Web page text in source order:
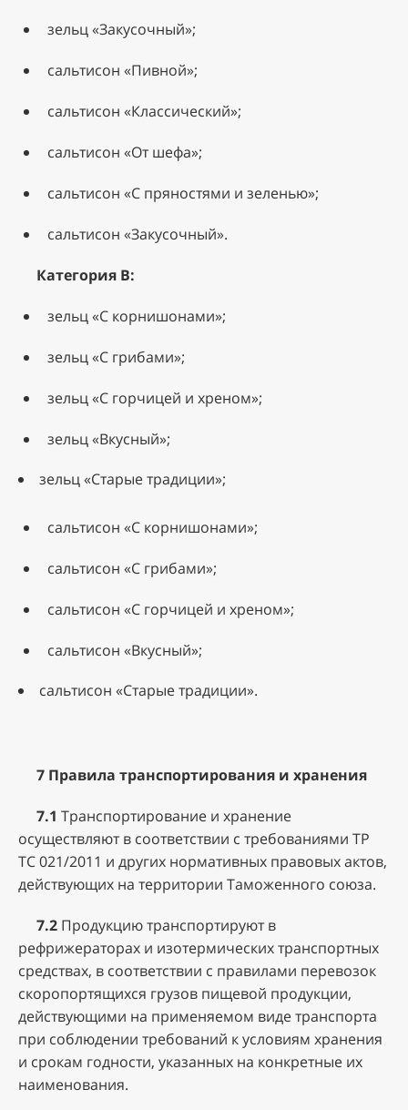
зельц «Закусочный»;
сальтисон «Пивной»;
сальтисон «Классический»;
сальтисон «От шефа»;
сальтисон «С пряностями и зеленью»;
сальтисон «Закусочный».
Категория В:
зельц «С корнишонами»;
зельц «С грибами»;
зельц «С горчицей и хреном»;
зельц «Вкусный»;
зельц «Старые традиции»;
сальтисон «С корнишонами»;
сальтисон «С грибами»;
сальтисон «С горчицей и хреном»;
сальтисон «Вкусный»;
сальтисон «Старые традиции».
7 Правила транспортирования и хранения
7.1 Транспортирование и хранение
осуществляют в соответствии с требованиями ТР
ТС 021/2011 и других нормативных правовых актов,
действующих на территории Таможенного союза.
7.2 Продукцию транспортируют в
рефрижераторах и изотермических транспортных
средствах, в соответствии с правилами перевозок
скоропортящихся грузов пищевой продукции,
действующими на применяемом виде транспорта
при соблюдении требований к условиям хранения
и срокам годности, указанных на конкретные их
наименования.